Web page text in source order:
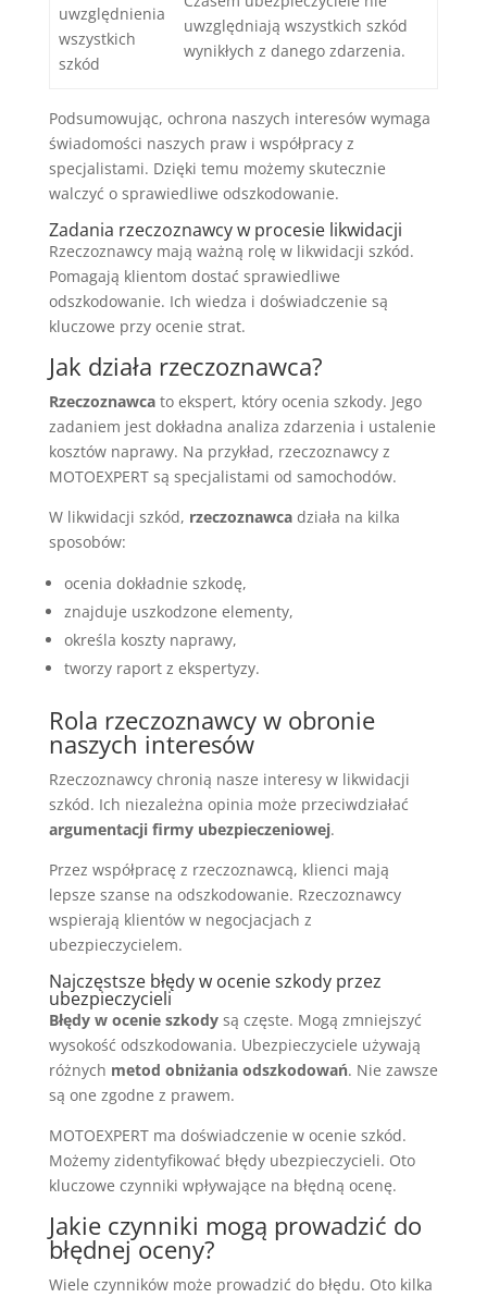
uwzględnienia
wszystkich
szkód
uwzględniają wszystkich szkód
wynikłych z danego zdarzenia.
Podsumowując, ochrona naszych interesów wymaga
świadomości naszych praw i współpracy z
specjalistami. Dzięki temu możemy skutecznie
walczyć o sprawiedliwe odszkodowanie.
Zadania rzeczoznawcy w procesie likwidacji
Rzeczoznawcy mają ważną rolę w likwidacji szkód.
Pomagają klientom dostać sprawiedliwe
odszkodowanie. Ich wiedza i doświadczenie są
kluczowe przy ocenie strat.
Jak działa rzeczoznawca?
Rzeczoznawcato ekspert, który ocenia szkody. Jego
zadaniem jest dokładna analiza zdarzenia i ustalenie
kosztów naprawy. Na przykład, rzeczoznawcy z
MOTOEXPERT są specjalistami od samochodów.
W likwidacji szkód, rzeczoznawcadziała na kilka
sposobów:
ocenia dokładnie szkodę,
znajduje uszkodzone elementy,
określa koszty naprawy,
tworzy raport z ekspertyzy.
Rola rzeczoznawcy w obronie
naszych interesów
Rzeczoznawcy chronią nasze interesy w likwidacji
szkód. Ich niezależna opinia może przeciwdziałać
argumentacji firmy ubezpieczeniowej.
Przez współpracę z rzeczoznawcą, klienci mają
lepsze szanse na odszkodowanie. Rzeczoznawcy
wspierają klientów w negocjacjach z
ubezpieczycielem.
Najczęstsze błędy w ocenie szkody przez
ubezpieczycieli
Błędy w ocenie szkodysą częste. Mogą zmniejszyć
wysokość odszkodowania. Ubezpieczyciele używają
różnych metod obniżania odszkodowań. Nie zawsze
są one zgodne z prawem.
MOTOEXPERT ma doświadczenie w ocenie szkód.
Możemy zidentyfikować błędy ubezpieczycieli. Oto
kluczowe czynniki wpływające na błędną ocenę.
Jakie czynniki mogą prowadzić do
błędnej oceny?
Wiele czynników może prowadzić do błędu. Oto kilka